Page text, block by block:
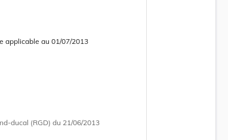
obsolète
applicable au 01/07/2013
ducal (RGD)du 21/06/2013